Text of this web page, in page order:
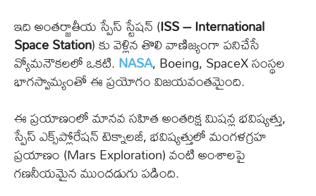
ఇది అంతర్జాతీయ స్పేస్ స్టేషన్ (ISS – International
Space Station) కు వెళ్లిన తొలి వాణిజ్యంగా పనిచేసే
వ్యోమనౌకలలో ఒకటి.NASA, Boeing, SpaceX సంస్థల
భాగస్వామ్యంతో ఈ ప్రయోగం విజయవంతమైంది.
ఈ ప్రయాణంలో మానవ సహిత అంతరిక్ష మిషన్ల భవిష్యత్తు,
స్పేస్ ఎక్స్‌ప్లోరేషన్ టెక్నాలజీ, భవిష్యత్తులో మంగళగ్రహ
ప్రయాణం (Mars Exploration) వంటి అంశాలపై
గణనీయమైన ముందడుగు పడింది.